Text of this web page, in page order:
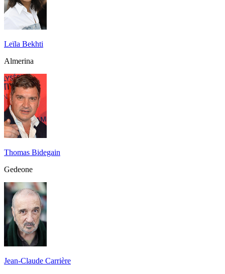
Leïla Bekhti
Almerina
Thomas Bidegain
Gedeone
Jean-Claude Carrière